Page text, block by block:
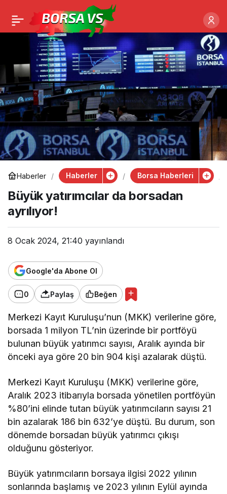
Haberler Haberler Borsa Haberleri
Büyük yatırımcılar da borsadan
ayrılıyor!
8 Ocak 2024, 21:40 yayınlandı
Google'da Abone Ol
0 Paylaş Beğen
Merkezi Kayıt Kuruluşu’nun (MKK) verilerine göre,
borsada 1 milyon TL’nin üzerinde bir portföyü
bulunan büyük yatırımcı sayısı, Aralık ayında bir
önceki aya göre 20 bin 904 kişi azalarak düştü.
Merkezi Kayıt Kuruluşu (MKK) verilerine göre,
Aralık 2023 itibarıyla borsada yönetilen portföyün
%80’ini elinde tutan büyük yatırımcıların sayısı 21
bin azalarak 186 bin 632’ye düştü. Bu durum, son
dönemde borsadan büyük yatırımcı çıkışı
olduğunu gösteriyor.
Büyük yatırımcıların borsaya ilgisi 2022 yılının
sonlarında başlamış ve 2023 yılının Eylül ayında